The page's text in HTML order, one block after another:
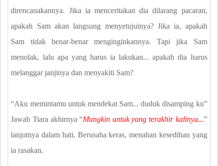
direncanakannya. Jika ia menceritakan dia dilarang pacaran,
apakah Sam akan langsung menyetujuinya? Jika ia, apakah
Sam tidak benar-benar menginginkannya. Tapi jika Sam
menolak, lalu apa yang harus ia lakukan... apakah dia harus
melanggar janjinya dan menyakiti Sam?
“Aku memintamu untuk mendekat Sam... duduk disamping ku”
Jawab Tiara akhirnya “Mungkin untuk yang terakhir kalinya...”
lanjutnya dalam hati. Berusaha keras, menahan kesedihan yang
ia rasakan.